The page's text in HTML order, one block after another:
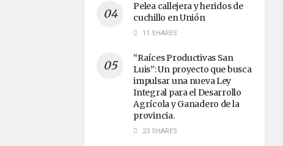
Pelea callejera y heridos de
cuchillo en Unión
11 SHARES
“Raíces Productivas San
Luis”: Un proyecto que busca
impulsar una nueva Ley
Integral para el Desarrollo
Agrícola y Ganadero de la
provincia.
23 SHARES